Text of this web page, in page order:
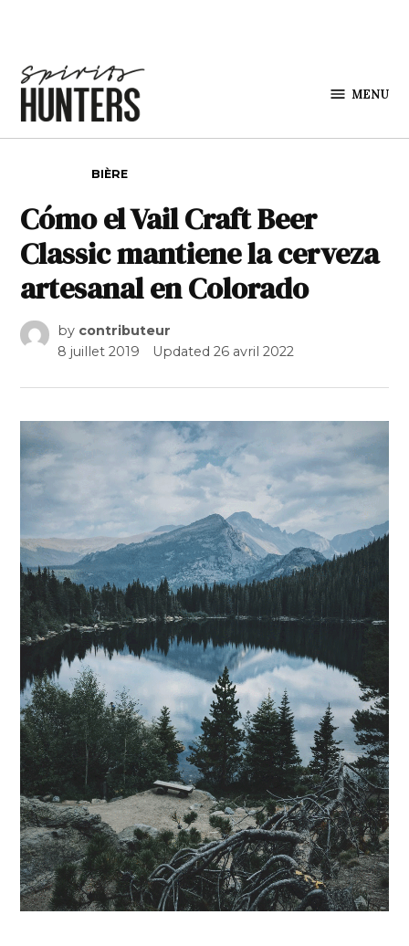
MENU
BIÈRE
Cómo el Vail Craft Beer
Classic mantiene la cerveza
artesanal en Colorado
by contributeur
8 juillet 2019
Updated26 avril 2022